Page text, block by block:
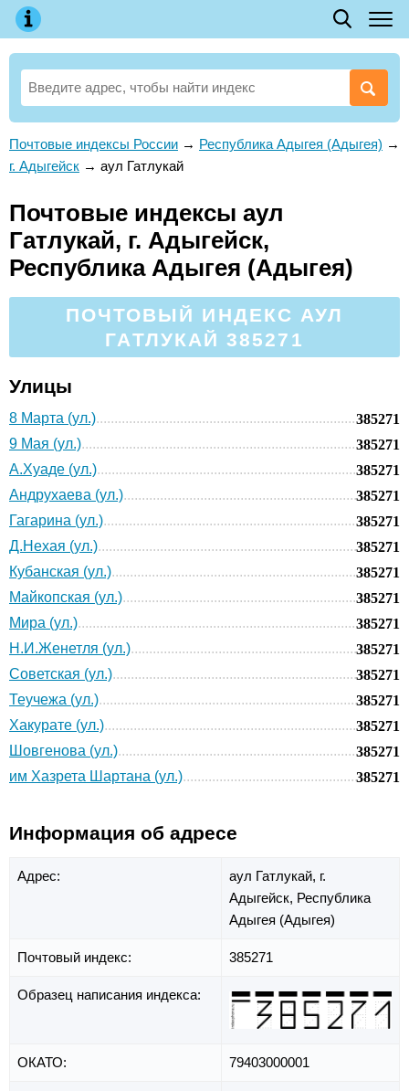
Почтовые индексы России → Республика Адыгея (Адыгея) →
г. Адыгейск → аул Гатлукай
Почтовые индексы аул
Гатлукай, г. Адыгейск,
Республика Адыгея (Адыгея)
ПОЧТОВЫЙ ИНДЕКС АУЛ
ГАТЛУКАЙ 385271
Улицы
8 Марта (ул.)
385271
9 Мая (ул.)
385271
А.Хуаде (ул.)
385271
Андрухаева (ул.)
385271
Гагарина (ул.)
385271
Д.Нехая (ул.)
385271
Кубанская (ул.)
385271
Майкопская (ул.)
385271
Мира (ул.)
385271
Н.И.Женетля (ул.)
385271
Советская (ул.)
385271
Теучежа (ул.)
385271
Хакурате (ул.)
385271
Шовгенова (ул.)
385271
им Хазрета Шартана (ул.)
385271
Информация об адресе
Адрес: аул Гатлукай, г.
Адыгейск, Республика
Адыгея (Адыгея)
Почтовый индекс: 385271
Образец написания индекса:
ОКАТО: 79403000001